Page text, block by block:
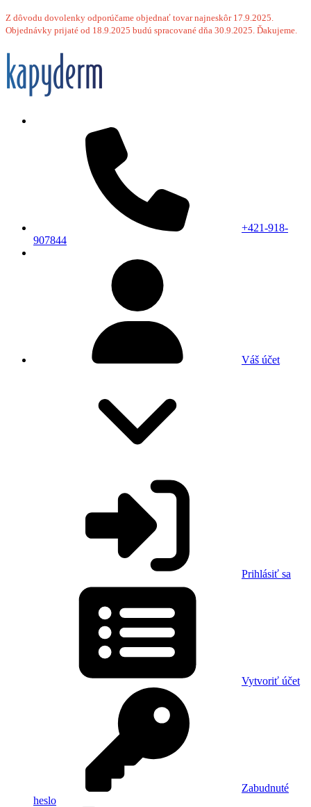
Z dôvodu dovolenky odporúčame objednať tovar najneskôr 17.9.2025.
Objednávky prijaté od 18.9.2025 budú spracované dňa 30.9.2025. Ďakujeme.
+421-918-
907844
Váš účet
Prihlásiť sa
Vytvoriť účet
Zabudnuté
heslo